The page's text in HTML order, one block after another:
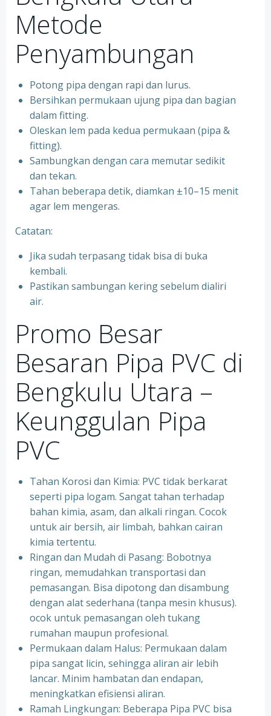
Metode
Penyambungan
Potong pipa dengan rapi dan lurus.
Bersihkan permukaan ujung pipa dan bagian
dalam fitting.
Oleskan lem pada kedua permukaan (pipa &
fitting).
Sambungkan dengan cara memutar sedikit
dan tekan.
Tahan beberapa detik, diamkan ±10–15 menit
agar lem mengeras.
Catatan:
Jika sudah terpasang tidak bisa di buka
kembali.
Pastikan sambungan kering sebelum dialiri
air.
Promo Besar
Besaran Pipa PVC di
Bengkulu Utara –
Keunggulan Pipa
PVC
Tahan Korosi dan Kimia: PVC tidak berkarat
seperti pipa logam. Sangat tahan terhadap
bahan kimia, asam, dan alkali ringan. Cocok
untuk air bersih, air limbah, bahkan cairan
kimia tertentu.
Ringan dan Mudah di Pasang: Bobotnya
ringan, memudahkan transportasi dan
pemasangan. Bisa dipotong dan disambung
dengan alat sederhana (tanpa mesin khusus).
ocok untuk pemasangan oleh tukang
rumahan maupun profesional.
Permukaan dalam Halus: Permukaan dalam
pipa sangat licin, sehingga aliran air lebih
lancar. Minim hambatan dan endapan,
meningkatkan efisiensi aliran.
Ramah Lingkungan: Beberapa Pipa PVC bisa